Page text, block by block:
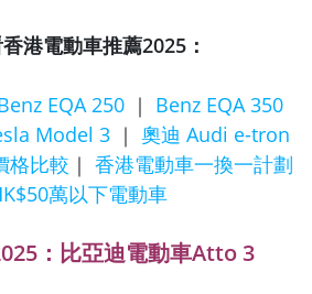
港電動車推薦2025：
EQA 250 ｜ Benz EQA 350
Model 3｜ 奧迪 Audi e-tron
格比較 ｜ 香港電動車一換一計劃
萬以下電動車
：比亞迪電動車Atto 3